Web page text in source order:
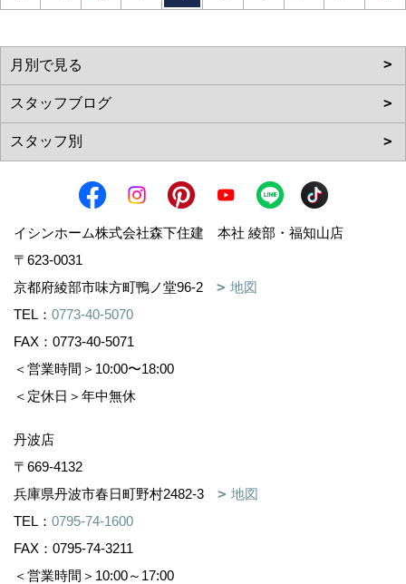
イシンホーム株式会社森下住建 本社 綾部・福知山店
〒623-0031
京都府綾部市味方町鴨ノ堂96-2
地図
TEL： 0773-40-5070
FAX：0773-40-5071
＜営業時間＞10:00〜18:00
＜定休日＞年中無休
丹波店
〒669-4132
兵庫県丹波市春日町野村2482-3
地図
TEL： 0795-74-1600
FAX：0795-74-3211
＜営業時間＞10:00～17:00